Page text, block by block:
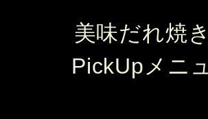
美味だれ焼
PickUpメニ